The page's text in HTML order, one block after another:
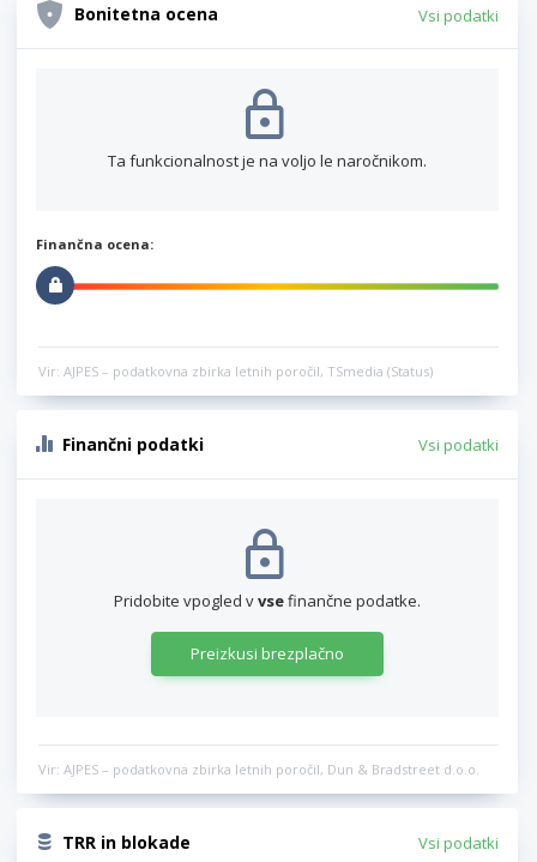
Bonitetna ocena Vsi podatki
Ta funkcionalnost je na voljo le naročnikom.
Finančna ocena:
Vir: AJPES – podatkovna zbirka letnih poročil, TSmedia (Status)
Finančni podatki Vsi podatki
Pridobite vpogled vvsefinančne podatke.
Preizkusi brezplačno
Vir: AJPES – podatkovna zbirka letnih poročil, Dun & Bradstreet d.o.o.
TRR in blokade Vsi podatki